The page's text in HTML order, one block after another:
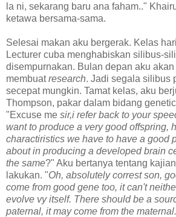
la ni, sekarang baru ana faham.."
ketawa bersama-sama.
Selesai makan aku bergerak. Kelas
Lecturer cuba menghabiskan silibus-
disempurnakan. Bulan depan aku
membuatresearch. Jadi segala silibus
secepat mungkin. Tamat kelas, aku
Thompson, pakar dalam bidang
"Excuse me sir,i refer back to your
want to produce a very good offspring,
charactiristics we have to have a good
about in producing a developed brain
the same?" Aku bertanya tentang
lakukan. "Oh, absolutely correst son,
come from good gene too, it can't
evolve vy itself. There should be a
paternal, it may come from the maternal.